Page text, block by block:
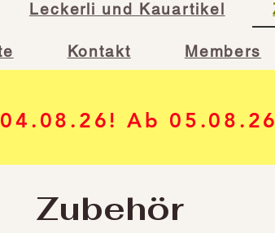
Leckerli und Kauartikel
Kontakt Members
Ab
Zubehör